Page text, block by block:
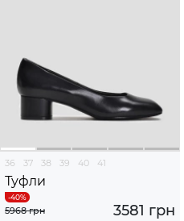
36 37 38 39 40 41
Туфли
3581 грн
5968 грн